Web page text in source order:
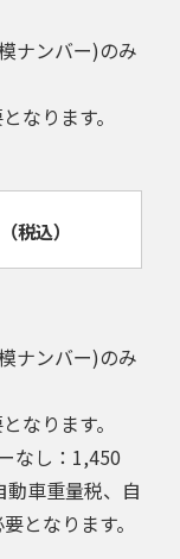
ナンバー)のみ
なります。
（税込）
ナンバー)のみ
なります。
なし：1,450
車重量税、自
となります。